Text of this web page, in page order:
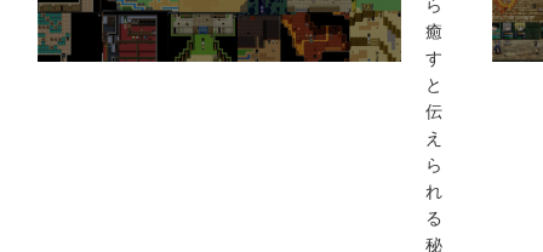
癒
す
と
伝
え
ら
れ
る
秘